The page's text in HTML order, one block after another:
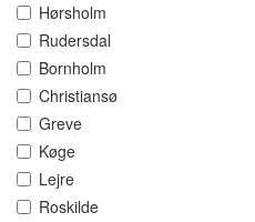
Hørsholm
Rudersdal
Bornholm
Christiansø
Greve
Køge
Lejre
Roskilde